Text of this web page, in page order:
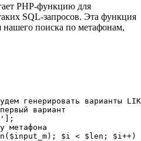
PHP-функцию для
SQL-запросов. Эта функция
нашего поиска по метафонам,
генерировать варианты
вариант
метафона
$i < $len; $i++)